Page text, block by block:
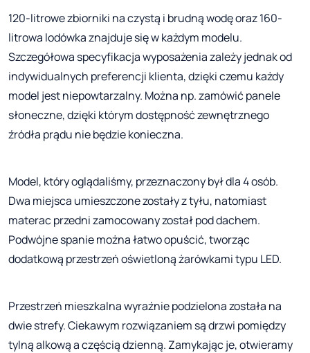
120-litrowe zbiorniki na czystą i brudną wodę oraz 160-
litrowa lodówka znajduje się w każdym modelu.
Szczegółowa specyfikacja wyposażenia zależy jednak od
indywidualnych preferencji klienta, dzięki czemu każdy
model jest niepowtarzalny. Można np. zamówić panele
słoneczne, dzięki którym dostępność zewnętrznego
źródła prądu nie będzie konieczna.
Model, który oglądaliśmy, przeznaczony był dla 4 osób.
Dwa miejsca umieszczone zostały z tyłu, natomiast
materac przedni zamocowany został pod dachem.
Podwójne spanie można łatwo opuścić, tworząc
dodatkową przestrzeń oświetloną żarówkami typu LED.
Przestrzeń mieszkalna wyraźnie podzielona została na
dwie strefy. Ciekawym rozwiązaniem są drzwi pomiędzy
tylną alkową a częścią dzienną. Zamykając je, otwieramy